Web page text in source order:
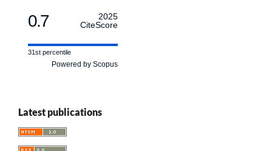
0.7
2025
CiteScore
31st percentile
Powered by Scopus
Latest publications